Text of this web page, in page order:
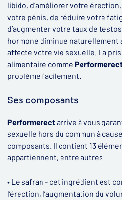
libido, d’améliorer votre
votre pénis, de réduire votre
d’augmenter votre taux de
hormone diminue naturellement
affecte votre vie sexuelle. La
alimentaire comme Performerect
problème facilement.
Ses composants
Performerectarrive à vous
sexuelle hors du commun à
composants. Il contient 13
appartiennent, entre autres
• Le safran - cet ingrédient est
l’érection, l’augmentation du